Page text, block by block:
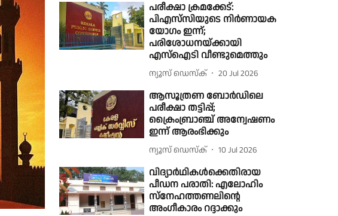
പരീക്ഷാ ക്രമക്കേട്:
പിഎസ്‍സിയുടെ നിര്‍ണായക
യോഗം ഇന്ന്;
പരിശോധനയ്ക്കായി
എസ്ഐടി വീണ്ടുമെത്തും
ന്യൂസ് ഡെസ്ക് 20 Jul 2026
ആസൂത്രണ ബോർഡിലെ
പരീക്ഷാ തട്ടിപ്പ്;
ക്രൈംബ്രാഞ്ച് അന്വേഷണം
ഇന്ന് ആരംഭിക്കും
ന്യൂസ് ഡെസ്ക് 10 Jul 2026
വിദ്യാർഥികൾക്കെതിരായ
പീഡന പരാതി: എലോഹിം
സ്‌നേഹത്തണലിൻ്റെ
അംഗീകാരം റദ്ദാക്കും